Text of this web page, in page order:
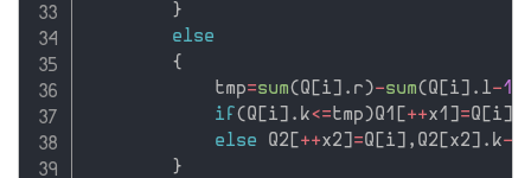
}
else
{
            tmp
=sum( Q i . r )-sum( Q i . l-1
if ( Q i . k<=tmp )Q1 ++x1 =Q i
else Q2 ++x2 =Q i , Q2 x2 . k-
}